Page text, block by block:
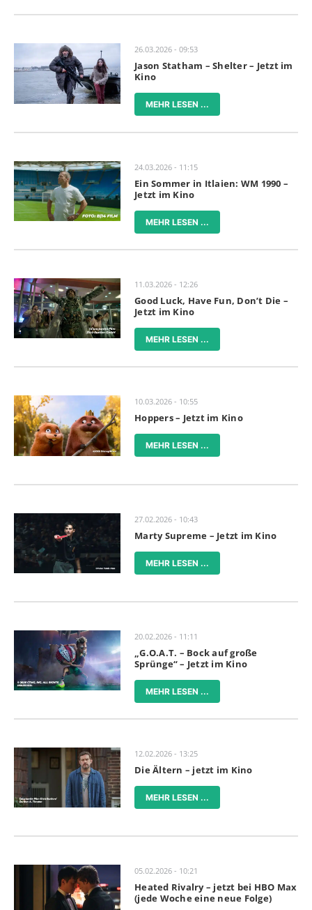
26.03.2026 - 09:53
Jason Statham – Shelter – Jetzt im
Kino
MEHR LESEN ...
24.03.2026 - 11:15
Ein Sommer in Itlaien: WM 1990 –
Jetzt im Kino
MEHR LESEN ...
11.03.2026 - 12:26
Good Luck, Have Fun, Don’t Die –
Jetzt im Kino
MEHR LESEN ...
10.03.2026 - 10:55
Hoppers – Jetzt im Kino
MEHR LESEN ...
27.02.2026 - 10:43
Marty Supreme – Jetzt im Kino
MEHR LESEN ...
20.02.2026 - 11:11
„G.O.A.T. – Bock auf große
Sprünge“ – Jetzt im Kino
MEHR LESEN ...
12.02.2026 - 13:25
Die Ältern – jetzt im Kino
MEHR LESEN ...
05.02.2026 - 10:21
Heated Rivalry – jetzt bei HBO Max
(jede Woche eine neue Folge)